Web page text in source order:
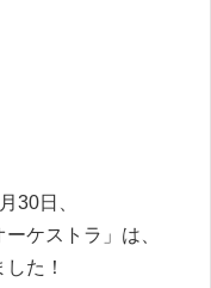
30日、
ケストラ」は、
た！